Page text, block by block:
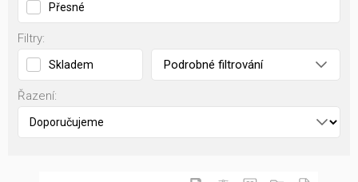
Přesné
Filtry:
Skladem Podrobné filtrování
Řazení: